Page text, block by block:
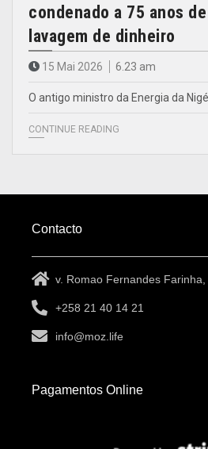
condenado a 75 anos
lavagem de dinheiro
15 Mai 2026 6.23 am
O antigo ministro da Energia da
CONTINUE READING
Contacto
v. Romao Fernandes Farinha,
+258 21 40 14 21
info@moz.life
Pagamentos Online